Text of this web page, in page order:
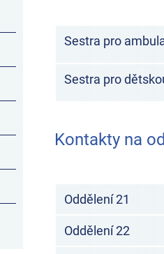
Sestra pro
Sestra pro
Kontakty na
Oddělení 21
Oddělení 22